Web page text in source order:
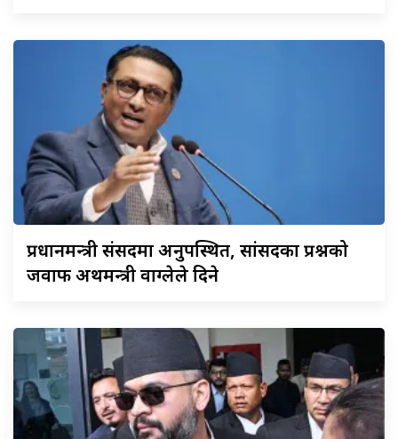
प्रधानमन्त्रीसंसदमा अनुपस्थित, सांसदका प्रश्नको
जवाफ अर्थमन्त्री वाग्लेले दिने